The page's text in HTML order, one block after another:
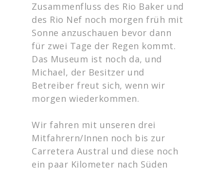
Zusammenfluss des Rio Baker und
des Rio Nef noch morgen früh mit
Sonne anzuschauen bevor dann
für zwei Tage der Regen kommt.
Das Museum ist noch da, und
Michael, der Besitzer und
Betreiber freut sich, wenn wir
morgen wiederkommen.
Wir fahren mit unseren drei
Mitfahrern/Innen noch bis zur
Carretera Austral und diese noch
ein paar Kilometer nach Süden